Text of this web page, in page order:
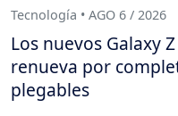
Tecnología • AGO 6 / 2026
Los nuevos Galaxy
renueva por
plegables